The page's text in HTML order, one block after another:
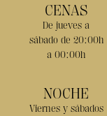
CENAS
De jueves a
sábado de 20:00h
a 00:00h
NOCHE
Viernes y sábados